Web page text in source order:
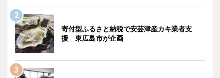
寄付型ふるさと納税で安芸津産カキ業者支
援 東広島市が企画